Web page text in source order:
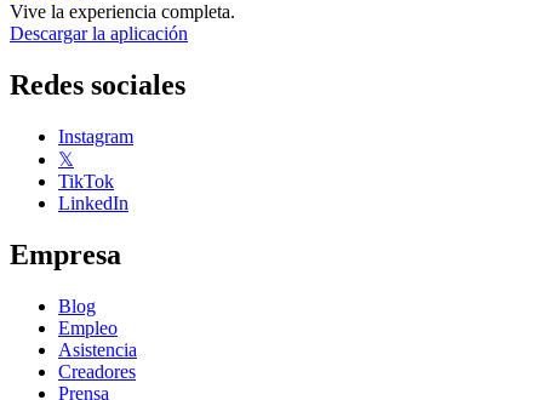
Vive la experiencia completa.
Descargar la aplicación
Redes sociales
Instagram
𝕏
TikTok
LinkedIn
Empresa
Blog
Empleo
Asistencia
Creadores
Prensa